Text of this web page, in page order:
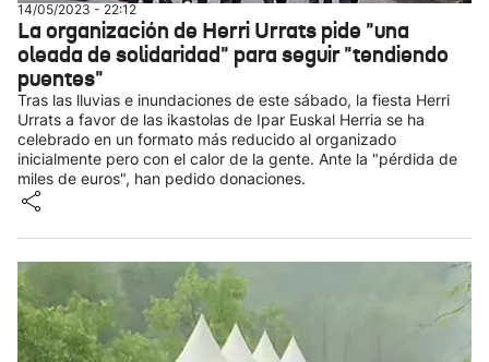
14/05/2023 - 22:12
La organización de Herri Urrats pide "una
oleada de solidaridad" para seguir "tendiendo
puentes"
Tras las lluvias e inundaciones de este sábado, la fiesta Herri
Urrats a favor de las ikastolas de Ipar Euskal Herria se ha
celebrado en un formato más reducido al organizado
inicialmente pero con el calor de la gente. Ante la "pérdida de
miles de euros", han pedido donaciones.